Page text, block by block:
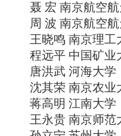
聂 宏 南京航空航
周 波 南京航空航
王晓鸣 南京理工
程远平 中国矿业
唐洪武 河海大学
沈其荣 南京农业
蒋高明 江南大学
王永贵 南京师范